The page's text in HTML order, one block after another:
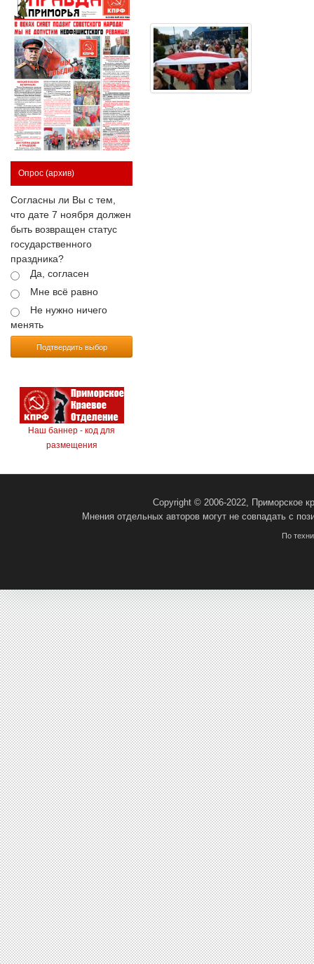
Опрос (архив)
Согласны ли Вы с тем,
что дате 7 ноября должен
быть возвращен статус
государственного
праздника?
Да, согласен
Мне всё равно
Не нужно ничего
менять
Подтвердить выбор
Наш баннер - код для
размещения
Copyright © 2006-2022, Приморское
Мнения отдельных авторов могут не совпадать с
По